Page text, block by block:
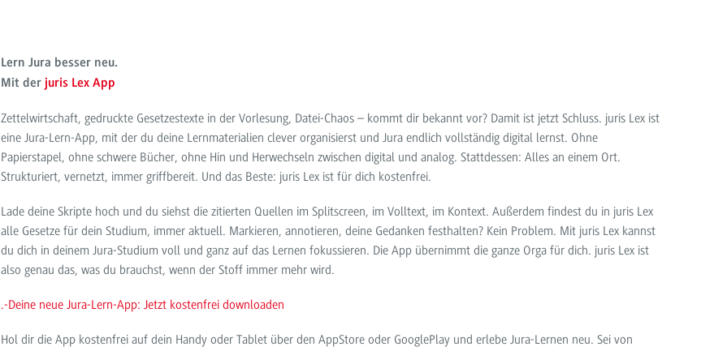
Lern Jura besser neu.
Mit der juris Lex App
Zettelwirtschaft, gedruckte Gesetzestexte in der Vorlesung, Datei-Chaos – kommt dir bekannt vor? Damit ist jetzt Schluss. juris Lex ist
eine Jura-Lern-App, mit der du deine Lernmaterialien clever organisierst und Jura endlich vollständig digital lernst. Ohne
Papierstapel, ohne schwere Bücher, ohne Hin und Herwechseln zwischen digital und analog. Stattdessen: Alles an einem Ort.
Strukturiert, vernetzt, immer griffbereit. Und das Beste: juris Lex ist für dich kostenfrei.
Lade deine Skripte hoch und du siehst die zitierten Quellen im Splitscreen, im Volltext, im Kontext. Außerdem findest du in juris Lex
alle Gesetze für dein Studium, immer aktuell. Markieren, annotieren, deine Gedanken festhalten? Kein Problem. Mit juris Lex kannst
du dich in deinem Jura-Studium voll und ganz auf das Lernen fokussieren. Die App übernimmt die ganze Orga für dich. juris Lex ist
also genau das, was du brauchst, wenn der Stoff immer mehr wird.
.-Deine neue Jura-Lern-App: Jetzt kostenfrei downloaden
Hol dir die App kostenfrei auf dein Handy oder Tablet über den AppStore oder GooglePlay und erlebe Jura-Lernen neu. Sei von